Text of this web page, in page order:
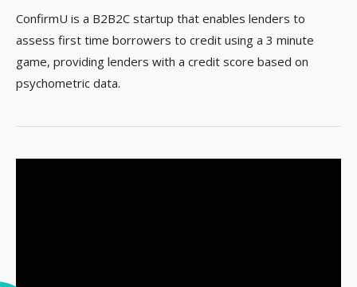
ConfirmU is a B2B2C startup that enables lenders to
assess first time borrowers to credit using a 3 minute
game, providing lenders with a credit score based on
psychometric data.